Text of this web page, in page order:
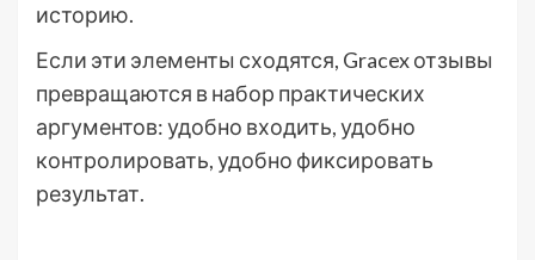
историю.
Если эти элементы сходятся, Gracex отзывы
превращаются в набор практических
аргументов: удобно входить, удобно
контролировать, удобно фиксировать
результат.